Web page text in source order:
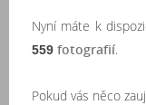
Nyní máte k
559 fotografií.
Pokud vás něco